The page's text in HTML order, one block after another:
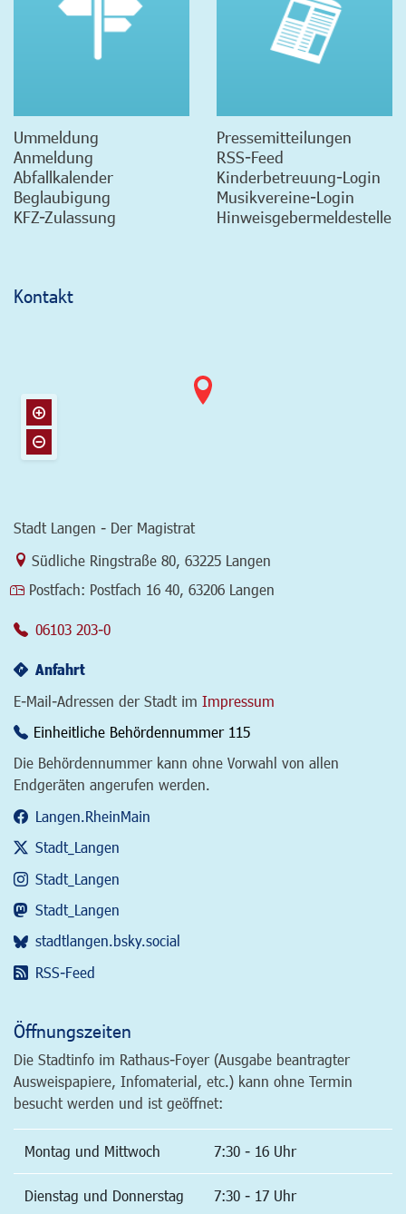
Ummeldung
Anmeldung
Abfallkalender
Beglaubigung
KFZ-Zulassung
Pressemitteilungen
RSS-Feed
Kinderbetreuung-Login
Musikvereine-Login
Hinweisgebermeldestelle
Kontakt
Stadt Langen - Der Magistrat
Link zur Google-Maps Navigation
Südliche Ringstraße 80, 63225 Langen
Postfach: Postfach 16 40, 63206 Langen
06103 203-0
Anfahrt
E-Mail-Adressen der Stadt im Impressum
Einheitliche Behördennummer 115
Die Behördennummer kann ohne Vorwahl von allen
Endgeräten angerufen werden.
Langen.RheinMain
Stadt_Langen
Stadt_Langen
Stadt_Langen
stadtlangen.bsky.social
RSS-Feed
Öffnungszeiten
Die Stadtinfo im Rathaus-Foyer (Ausgabe beantragter
Ausweispapiere, Infomaterial, etc.) kann ohne Termin
besucht werden und ist geöffnet:
Montag und Mittwoch 7:30 - 16 Uhr
Dienstag und Donnerstag 7:30 - 17 Uhr